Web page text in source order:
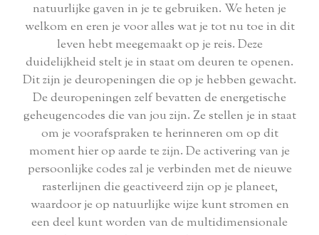
natuurlijke gaven in je te gebruiken. We heten je
welkom en eren je voor alles wat je tot nu toe in dit
leven hebt meegemaakt op je reis. Deze
duidelijkheid stelt je in staat om deuren te openen.
Dit zijn je deuropeningen die op je hebben gewacht.
De deuropeningen zelf bevatten de energetische
geheugencodes die van jou zijn. Ze stellen je in staat
om je voorafspraken te herinneren om op dit
moment hier op aarde te zijn. De activering van je
persoonlijke codes zal je verbinden met de nieuwe
rasterlijnen die geactiveerd zijn op je planeet,
waardoor je op natuurlijke wijze kunt stromen en
een deel kunt worden van de multidimensionale